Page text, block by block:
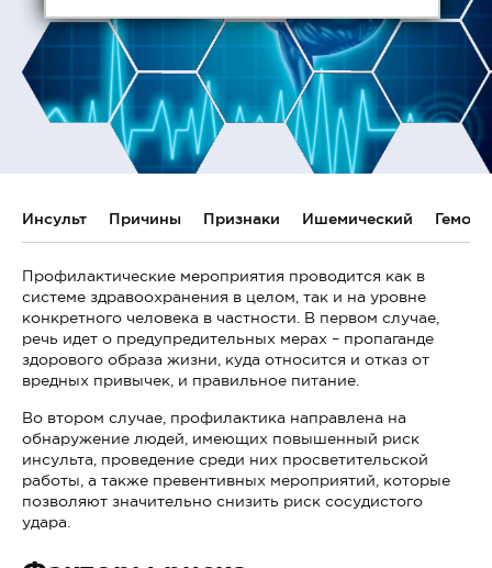
Инсульт Причины Признаки Ишемический
Профилактические мероприятия проводится как в
системе здравоохранения в целом, так и на уровне
конкретного человека в частности. В первом случае,
речь идет о предупредительных мерах – пропаганде
здорового образа жизни, куда относится и отказ от
вредных привычек, и правильное питание.
Во втором случае, профилактика направлена на
обнаружение людей, имеющих повышенный риск
инсульта, проведение среди них просветительской
работы, а также превентивных мероприятий, которые
позволяют значительно снизить риск сосудистого
удара.